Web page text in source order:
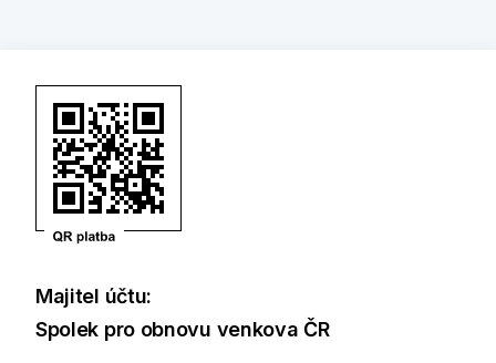
Majitel účtu:
Spolek pro obnovu venkova ČR